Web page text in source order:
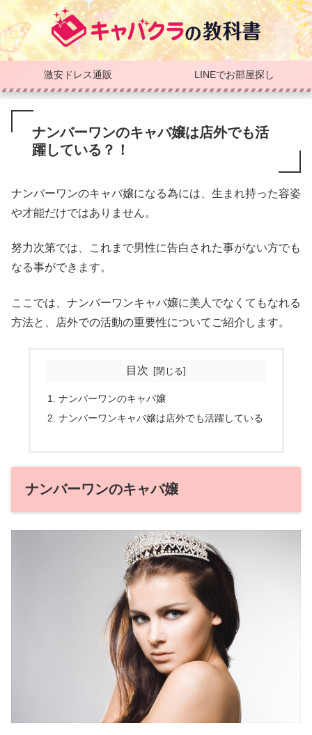
激安ドレス通販 LINEでお部屋探し
ナンバーワンのキャバ嬢は店外でも活
躍している？！
ナンバーワンのキャバ嬢になる為には、生まれ持った容姿
や才能だけではありません。
努力次第では、これまで男性に告白された事がない方でも
なる事ができます。
ここでは、ナンバーワンキャバ嬢に美人でなくてもなれる
方法と、店外での活動の重要性についてご紹介します。
目次
ナンバーワンのキャバ嬢
ナンバーワンキャバ嬢は店外でも活躍している
ナンバーワンのキャバ嬢